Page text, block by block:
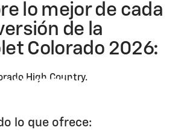
lo mejor de cada
de la
Colorado 2026:
lo que ofrece: